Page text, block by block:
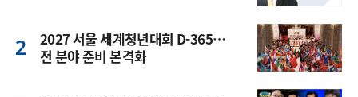
2027 서울 세계청년대회 D-365…
전 분야 준비 본격화